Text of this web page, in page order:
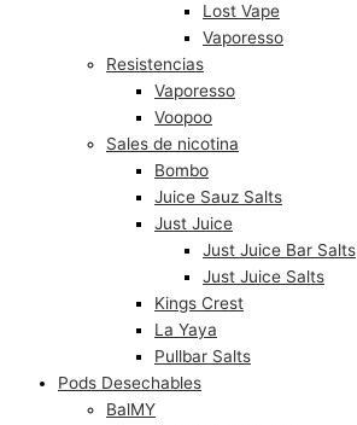
Lost Vape
Vaporesso
Resistencias
Vaporesso
Voopoo
Sales de nicotina
Bombo
Juice Sauz Salts
Just Juice
Just Juice Bar Salts
Just Juice Salts
Kings Crest
La Yaya
Pullbar Salts
Pods Desechables
BalMY